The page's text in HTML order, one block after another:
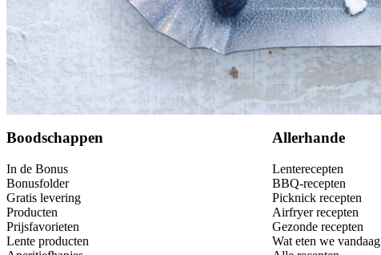
Boodschappen
In de Bonus
Bonusfolder
Gratis levering
Producten
Prijsfavorieten
Lente producten
Allerhande
Lenterecepten
BBQ-recepten
Picknick recepten
Airfryer recepten
Gezonde recepten
Wat eten we vandaag